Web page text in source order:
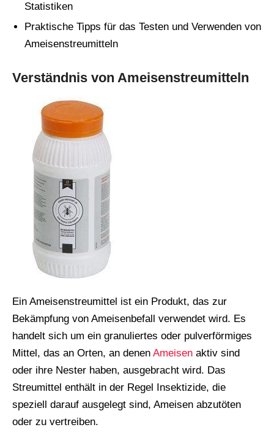
Statistiken
Praktische Tipps für das Testen und Verwenden von
Ameisenstreumitteln
Verständnis von Ameisenstreumitteln
Ein Ameisenstreumittel ist ein Produkt, das zur
Bekämpfung von Ameisenbefall verwendet wird. Es
handelt sich um ein granuliertes oder pulverförmiges
Mittel, das an Orten, an denen Ameisen aktiv sind
oder ihre Nester haben, ausgebracht wird. Das
Streumittel enthält in der Regel Insektizide, die
speziell darauf ausgelegt sind, Ameisen abzutöten
oder zu vertreiben.